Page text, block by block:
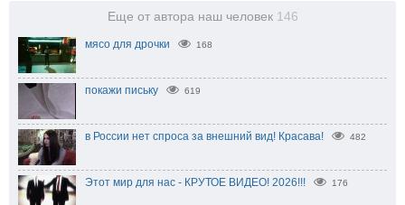
Еще от автора наш человек 146
мясо для дрочки 168
покажи письку 619
в России нет спроса за внешний вид! Красава! 482
Этот мир для нас - КРУТОЕ ВИДЕО! 2026!!! 176